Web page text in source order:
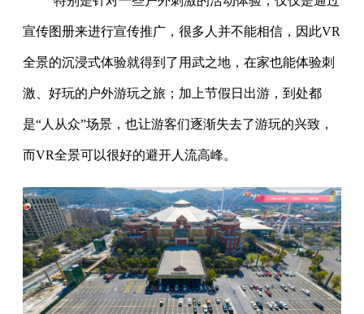
宣传图册来进行宣传推广，很多人并不能相信，因此VR
全景的沉浸式体验就得到了用武之地，在家也能体验刺
激、好玩的户外游玩之旅；加上节假日出游，到处都
是“人从众”场景，也让游客们逐渐失去了游玩的兴致，
而VR全景可以很好的避开人流高峰。